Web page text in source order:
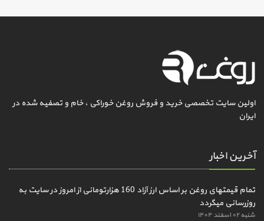
اولین سایت تخصصی خرید و فروش روغن خوراکی ، خام و تصفیه شده در
ایران
آخرین اخبار
تمام قیمتهای روغن بر اساس ارز آزاد 160 هزارتومانی از امروز در سایت به
روزرسانی میگردد
شنبه ۰۲ اسفند ۱۴۰۴